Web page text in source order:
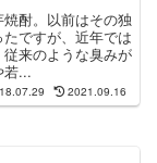
酎。以前はその独
ですが、近年では
来のような臭みが
若...
2021.09.16